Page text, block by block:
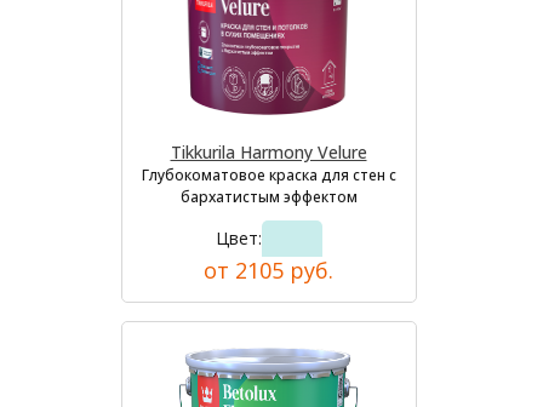
Tikkurila Harmony Velure
Глубокоматовое краска для стен с
бархатистым эффектом
Цвет:
от 2105 руб.